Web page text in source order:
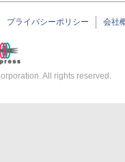
プライバシーポリシー 会社
All rights reserved.